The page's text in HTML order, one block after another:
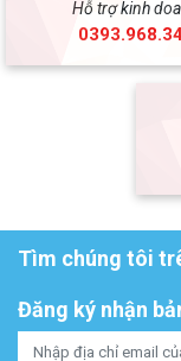
Hỗ trợ kinh
Tìm chúng tôi
Đăng ký nhận